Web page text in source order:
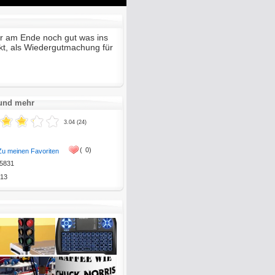
am Ende noch gut was ins
als Wiedergutmachung für
mehr
3.04 (24)
meinen Favoriten
5831
13
( 0)